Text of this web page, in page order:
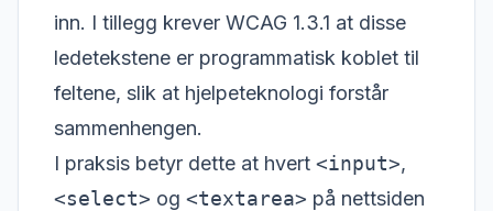
inn. I tillegg krever WCAG 1.3.1 at disse
ledetekstene er programmatisk koblet til
feltene, slik at hjelpeteknologi forstår
sammenhengen.
I praksis betyr dette at hvert <input>,
<select> og <textarea> på nettsiden